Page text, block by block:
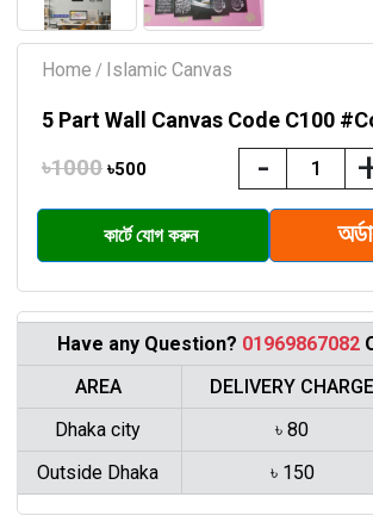
Home / Islamic Canvas
5 Part Wall Canvas Code C100
৳1000৳500 -
Have any Question? 01969867082
AREA
DELIVERY CHARGE
Dhaka city
৳ 80
Outside Dhaka
৳ 150